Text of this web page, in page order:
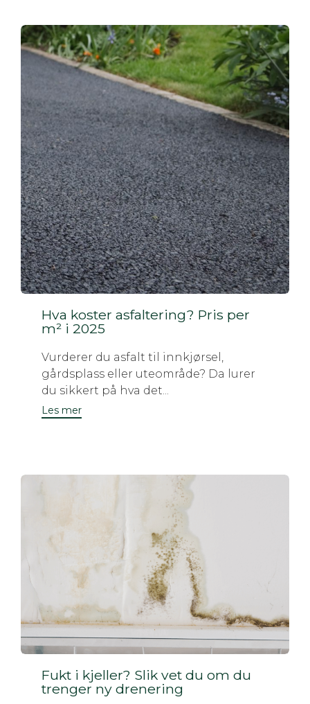
Hva koster asfaltering? Pris per
m² i 2025
Vurderer du asfalt til innkjørsel,
gårdsplass eller uteområde? Da lurer
du sikkert på hva det...
Les mer
Fukt i kjeller? Slik vet du om du
trenger ny drenering